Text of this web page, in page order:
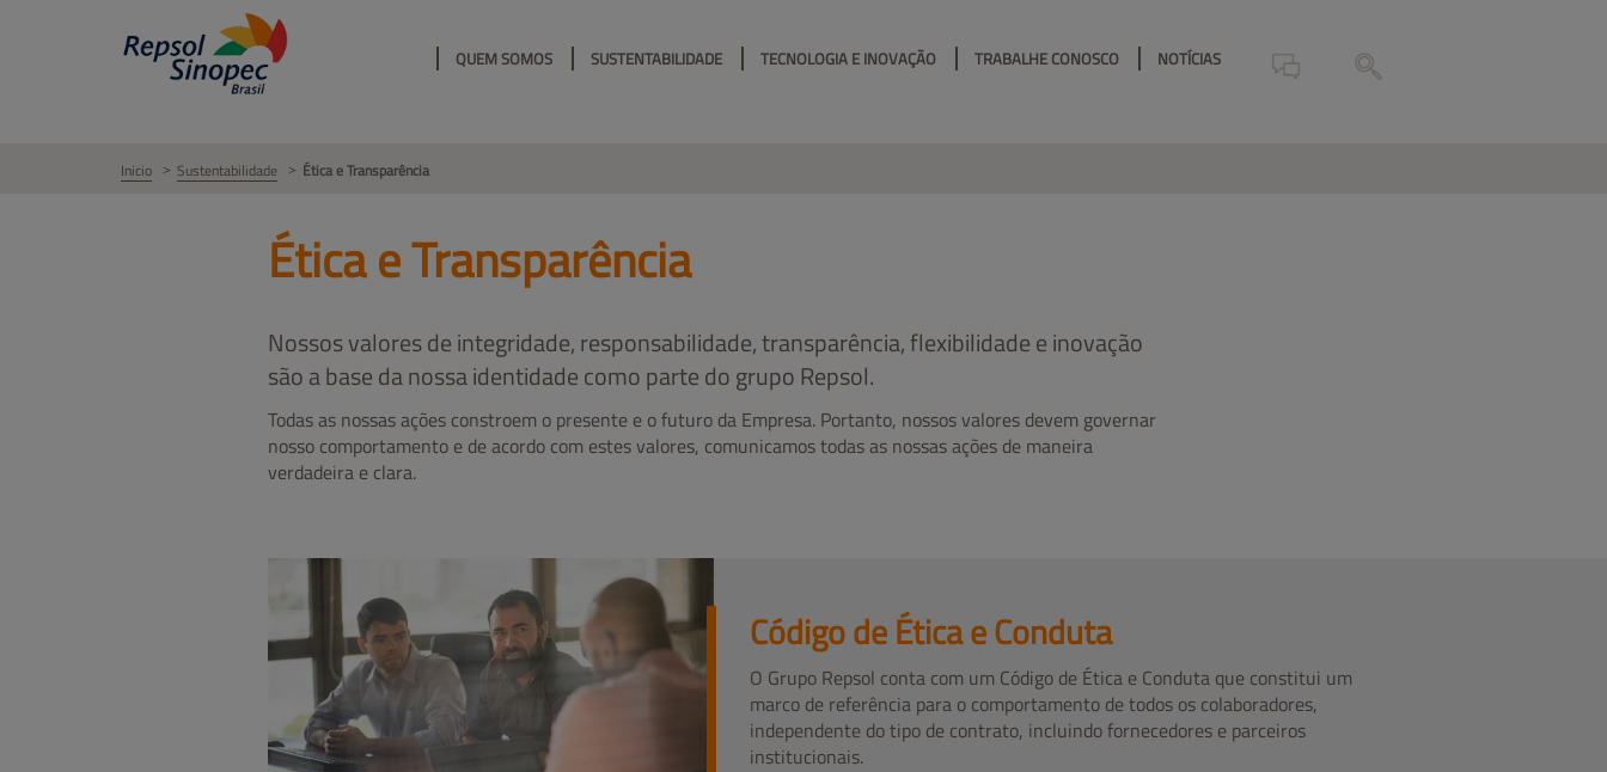
QUEM SOMOS SUSTENTABILIDADE TECNOLOGIA E INOVAÇÃO TRABALHE CONOSCO NOTÍCIAS
Inicio Sustentabilidade Ética e Transparência
Ética e Transparência
Nossos valores de integridade, responsabilidade, transparência, flexibilidade e inovação
são a base da nossa identidade como parte do grupo Repsol.
Todas as nossas ações constroem o presente e o futuro da Empresa. Portanto, nossos valores devem governar
nosso comportamento e de acordo com estes valores, comunicamos todas as nossas ações de maneira
verdadeira e clara.
Código de Ética e Conduta
O Grupo Repsol conta com um Código de Ética e Conduta que constitui um
marco de referência para o comportamento de todos os colaboradores,
independente do tipo de contrato, incluindo fornecedores e parceiros
institucionais.